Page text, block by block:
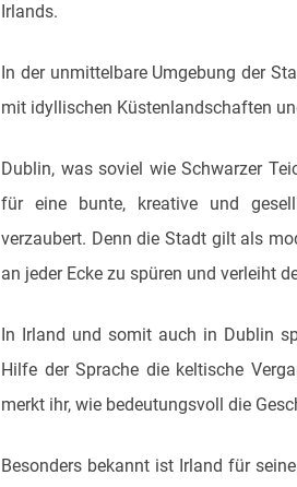
Irlands.
In der unmittelbare Umgebung der
mit idyllischen Küstenlandschaften
Dublin, was soviel wie Schwarzer
für eine bunte, kreative und
verzaubert. Denn die Stadt gilt als
an jeder Ecke zu spüren und verleiht
In Irland und somit auch in Dublin
Hilfe der Sprache die keltische
merkt ihr, wie bedeutungsvoll die
Besonders bekannt ist Irland für